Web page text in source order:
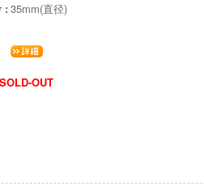
: 35mm(直径)
SOLD-OUT